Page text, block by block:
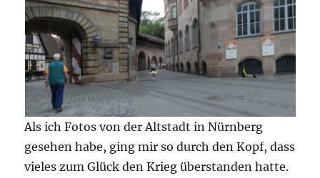
Als ich Fotos von der Altstadt in Nürnberg
gesehen habe, ging mir so durch den Kopf, dass
vieles zum Glück den Krieg überstanden hatte.